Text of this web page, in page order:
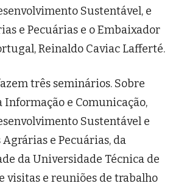
Sustentável, e
e Pecuárias e o Embaixador
Reinaldo Caviac Lafferté.
três seminários. Sobre
Informação e Comunicação,
Sustentável e
e Pecuárias, da
da Universidade Técnica de
visitas e reuniões de trabalho